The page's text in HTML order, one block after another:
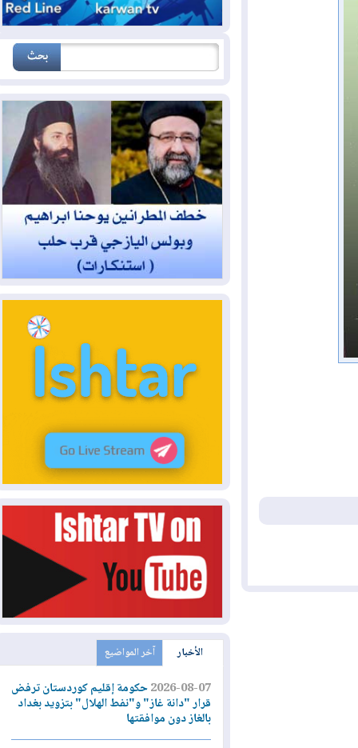
الأخبار آخر المواضيع
2026-08-07حكومة إقليم كوردستان ترفض
قرار "دانة غاز" و"نفط الهلال" بتزويد بغداد
بالغاز دون موافقتها